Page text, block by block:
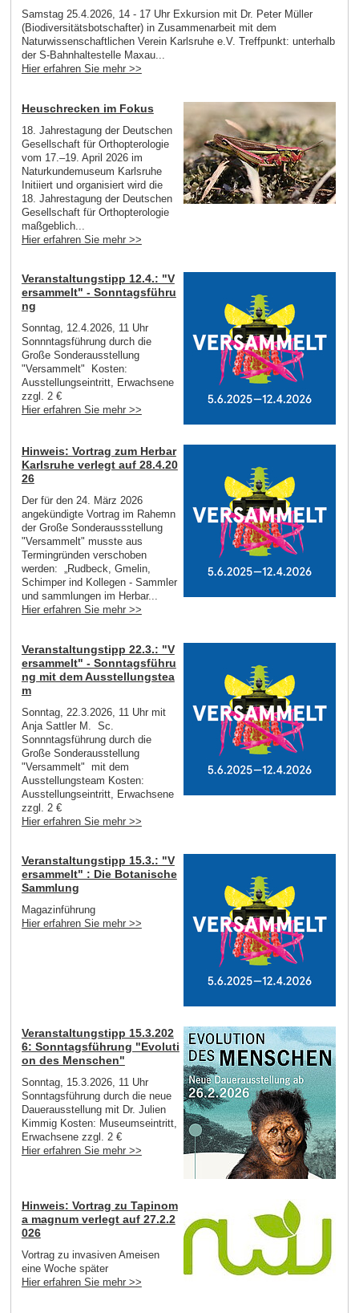
Samstag 25.4.2026, 14 - 17 Uhr Exkursion mit Dr. Peter Müller
(Biodiversitätsbotschafter) in Zusammenarbeit mit dem
Naturwissenschaftlichen Verein Karlsruhe e.V. Treffpunkt: unterhalb
der S-Bahnhaltestelle Maxau...
Hier erfahren Sie mehr >>
Heuschrecken im Fokus
18. Jahrestagung der Deutschen
Gesellschaft für Orthopterologie
vom 17.–19. April 2026 im
Naturkundemuseum Karlsruhe
Initiiert und organisiert wird die
18. Jahrestagung der Deutschen
Gesellschaft für Orthopterologie
maßgeblich...
Hier erfahren Sie mehr >>
Veranstaltungstipp 12.4.: "V
ersammelt" - Sonntagsführu
ng
Sonntag, 12.4.2026, 11 Uhr
Sonnntagsführung durch die
Große Sonderausstellung
"Versammelt" Kosten:
Ausstellungseintritt, Erwachsene
zzgl. 2 €
Hier erfahren Sie mehr >>
Hinweis: Vortrag zum Herbar
Karlsruhe verlegt auf 28.4.20
26
Der für den 24. März 2026
angekündigte Vortrag im Rahemn
der Große Sonderaussstellung
"Versammelt" musste aus
Termingründen verschoben
werden: „Rudbeck, Gmelin,
Schimper ind Kollegen - Sammler
und sammlungen im Herbar...
Hier erfahren Sie mehr >>
Veranstaltungstipp 22.3.: "V
ersammelt" - Sonntagsführu
ng mit dem Ausstellungstea
m
Sonntag, 22.3.2026, 11 Uhr mit
Anja Sattler M. Sc.
Sonnntagsführung durch die
Große Sonderausstellung
"Versammelt" mit dem
Ausstellungsteam Kosten:
Ausstellungseintritt, Erwachsene
zzgl. 2 €
Hier erfahren Sie mehr >>
Veranstaltungstipp 15.3.: "V
ersammelt" : Die Botanische
Sammlung
Magazinführung
Hier erfahren Sie mehr >>
Veranstaltungstipp 15.3.202
6: Sonntagsführung "Evoluti
on des Menschen"
Sonntag, 15.3.2026, 11 Uhr
Sonntagsführung durch die neue
Dauerausstellung mit Dr. Julien
Kimmig Kosten: Museumseintritt,
Erwachsene zzgl. 2 €
Hier erfahren Sie mehr >>
Hinweis: Vortrag zu Tapinom
a magnum verlegt auf 27.2.2
026
Vortrag zu invasiven Ameisen
eine Woche später
Hier erfahren Sie mehr >>